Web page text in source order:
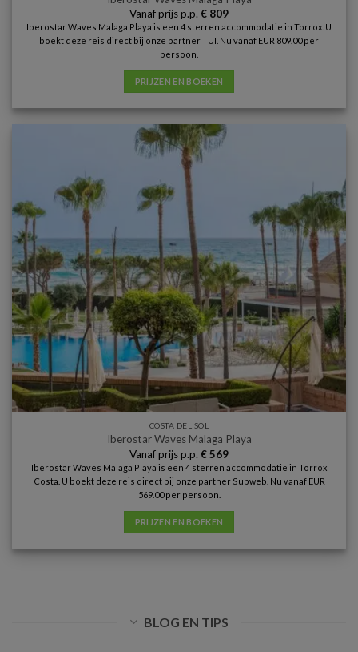
Vanaf prijs p.p. € 809
Iberostar Waves Malaga Playa is een 4 sterren accommodatie in Torrox. U
boekt deze reis direct bij onze partner TUI. Nu vanaf EUR 809.00 per
persoon.
PRIJZEN EN BOEKEN
COSTA DEL SOL
Iberostar Waves Malaga Playa
Vanaf prijs p.p. €569
Iberostar Waves Malaga Playa is een 4 sterren accommodatie in Torrox
Costa. U boekt deze reis direct bij onze partner Subweb. Nu vanaf EUR
569.00 per persoon.
PRIJZEN EN BOEKEN
BLOG EN TIPS